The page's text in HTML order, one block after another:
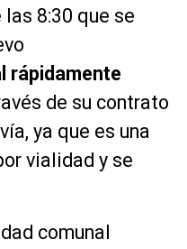
8:30 que se
rápidamente
de su contrato
ya que es una
vialidad y se
comunal